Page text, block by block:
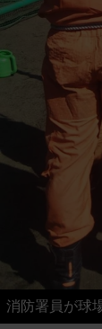
消防署員が球